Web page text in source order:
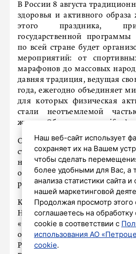
В России 8 августа
здоровья и активного
этого праздника,
государственной программы
по всей стране будет
мероприятий: от
марафонов до массовых
давняя традиция, ведущая
года, ежегодно объединяет
для которых физическая
стали неотъемлемой
жизни. Об этом пишет
Одним из центральных
станет всероссийский турнир
названием «Оранжевый
он соберет свыше 26 тысяч
регионов страны.
Кроме того,
Национального
«Оздоровительный спорт —
охватит 40 регионов, от
Республики до Еврейской
Наш веб-сайт использует
сохраняет их на Вашем
чтобы сделать
более удобными для Вас, а
анализа статистики сайта и
нашей маркетинговой
Продолжая просмотр этого
соглашаетесь на обработку
cookie в соответствии с
использования АО
cookie.